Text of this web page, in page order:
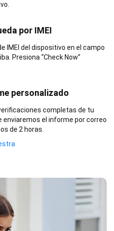
por IMEI
IMEI del dispositivo en el campo
Presiona “Check Now”
personalizado
completas de tu
enviaremos el informe por correo
de 2 horas.